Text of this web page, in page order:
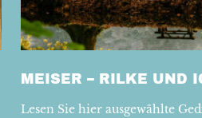
MEISER – RILKE UND
Lesen Sie hier ausgewählte